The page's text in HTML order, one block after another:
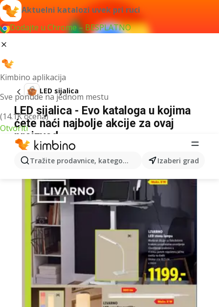
Aktuelni katalozi uvek pri ruci
Dodajte u Chrome – BESPLATNO
Kimbino aplikacija
Sve ponude na jednom mestu
(14.1K ocena)
Otvoriti
Tražite prodavnice, kategorije, proizvode...Izaberi grad
LED sijalica
LED sijalica - Evo kataloga u kojima
ćete naći najbolje akcije za ovaj
proizvod